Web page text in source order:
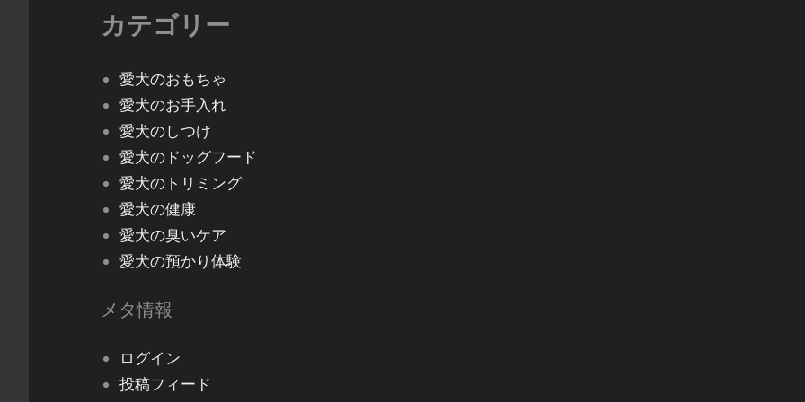
カテゴリー
愛犬のおもちゃ
愛犬のお手入れ
愛犬のしつけ
愛犬のドッグフード
愛犬のトリミング
愛犬の健康
愛犬の臭いケア
愛犬の預かり体験
メタ情報
ログイン
投稿フィード